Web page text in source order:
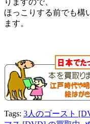
ほっこりする前でも構
ます。
Tags: 3人のゴースト